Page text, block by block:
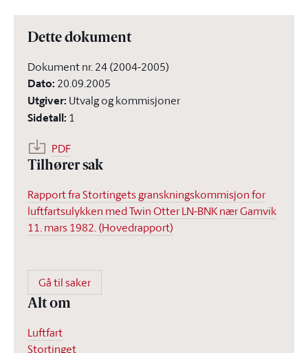
Dette dokument
Dokument nr. 24 (2004-2005)
Dato: 20.09.2005
Utgiver: Utvalg og kommisjoner
Sidetall: 1
PDF
Tilhører sak
Rapport fra Stortingets granskningskommisjon for
luftfartsulykken med Twin Otter LN-BNK nær Gamvik
11. mars 1982. (Hovedrapport)
Gå til saker
Alt om
Luftfart
Stortinget